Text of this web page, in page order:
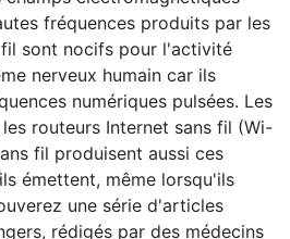
fréquences produits par les
sont nocifs pour l'activité
nerveux humain car ils
numériques pulsées. Les
routeurs Internet sans fil (Wi-
fil produisent aussi ces
émettent, même lorsqu'ils
une série d'articles
rédigés par des médecins